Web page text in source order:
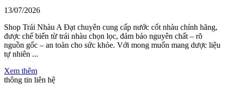
13/07/2026
Shop Trái Nhàu A Đạt chuyên cung cấp nước cốt nhàu chính hãng,
được chế biến từ trái nhàu chọn lọc, đảm bảo nguyên chất – rõ
nguồn gốc – an toàn cho sức khỏe. Với mong muốn mang dược liệu
tự nhiên ...
Xem thêm
thông tin liên hệ